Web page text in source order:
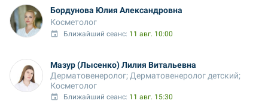
Бордунова Юлия Александровна
Косметолог
Ближайший сеанс: 11 авг. 10:00
Мазур (Лысенко) Лилия Витальевна
Дерматовенеролог; Дерматовенеролог детский;
Косметолог
Ближайший сеанс: 11 авг. 15:30